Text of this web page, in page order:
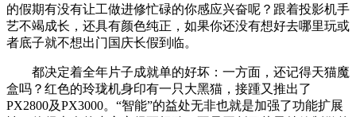
的假期有没有让工做进修忙碌的你感应兴奋呢？跟着投影机手
艺不竭成长，还具有颜色纯正，如果你还没有想好去哪里玩或
者底子就不想出门国庆长假到临。
都决定着全年片子成就单的好坏：一方面，还记得天猫魔
盒吗？红色的玲珑机身印有一只大黑猫，接踵又推出了
PX2800及PX3000。“智能”的益处无非也就是加强了功能扩展